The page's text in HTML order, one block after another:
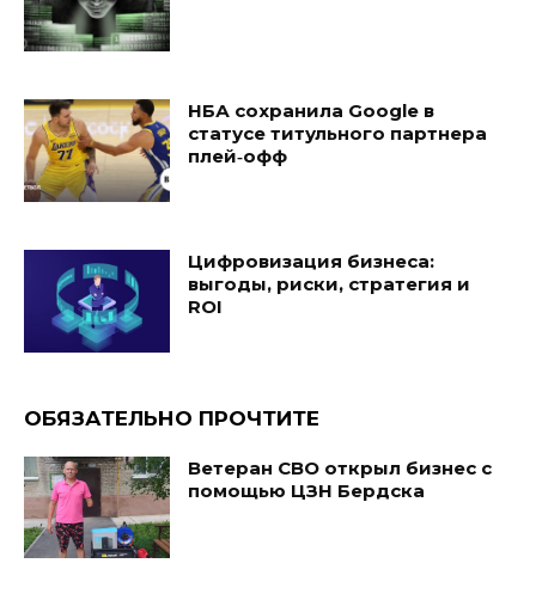
НБА сохранила Google в
статусе титульного партнера
плей‑офф
Цифровизация бизнеса:
выгоды, риски, стратегия и
ROI
ОБЯЗАТЕЛЬНО ПРОЧТИТЕ
Ветеран СВО открыл бизнес с
помощью ЦЗН Бердска